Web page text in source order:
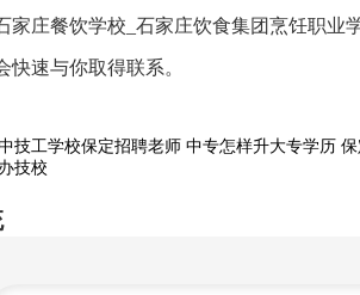
家庄餐饮学校_石家庄饮食集团烹饪职
快速与你取得联系。
技工学校保定招聘老师 中专怎样升大专学历
技校